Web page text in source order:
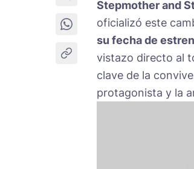
Stepmother and
oficializó este
su fecha de
vistazo directo al
clave de la
protagonista y la